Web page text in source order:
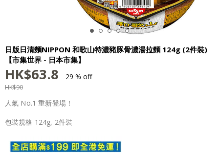
日版日清麵NIPPON 和歌山特濃豬豚骨濃湯拉麵 124g (2件裝)
【市集世界 - 日本市集】
HK$63.8 29 % off
HK$90
人氣 No.1 重新登場！
包裝規格 124g, 2件裝